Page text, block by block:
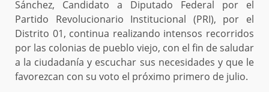
Sánchez, Candidato a Diputado Federal por el
Partido Revolucionario Institucional (PRI), por el
Distrito 01, continua realizando intensos recorridos
por las colonias de pueblo viejo, con el fin de saludar
a la ciudadanía y escuchar sus necesidades y que le
favorezcan con su voto el próximo primero de julio.